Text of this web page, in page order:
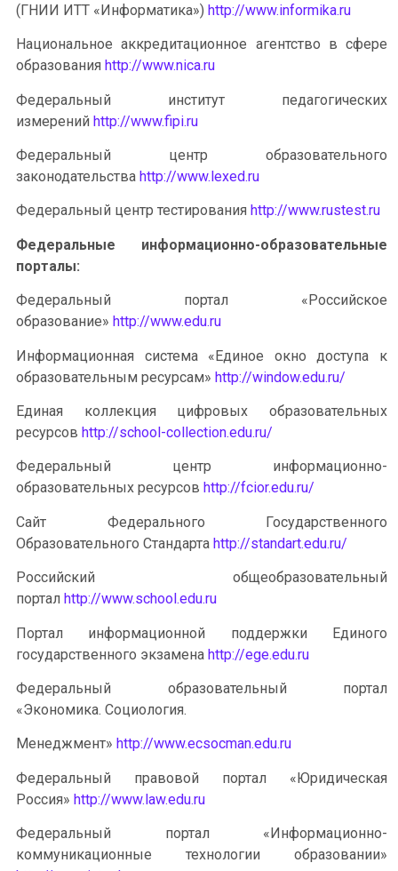
(ГНИИ ИТТ «Информатика») http://www.informika.ru
Национальное аккредитационное агентство в сфере
образования http://www.nica.ru
Федеральный институт педагогических
измерений http://www.fipi.ru
Федеральный центр образовательного
законодательства http://www.lexed.ru
Федеральный центр тестирования http://www.rustest.ru
Федеральные информационно-образовательные
порталы:
Федеральный портал «Российское
образование» http://www.edu.ru
Информационная система «Единое окно доступа к
образовательным ресурсам» http://window.edu.ru/
Единая коллекция цифровых образовательных
ресурсов http://school-collection.edu.ru/
Федеральный центр информационно-
образовательных ресурсов http://fcior.edu.ru/
Сайт Федерального Государственного
Образовательного Стандарта http://standart.edu.ru/
Российский общеобразовательный
портал http://www.school.edu.ru
Портал информационной поддержки Единого
государственного экзамена http://ege.edu.ru
Федеральный образовательный портал
«Экономика. Социология.
Менеджмент» http://www.ecsocman.edu.ru
Федеральный правовой портал «Юридическая
Россия» http://www.law.edu.ru
Федеральный портал «Информационно-
коммуникационные технологии образовании»